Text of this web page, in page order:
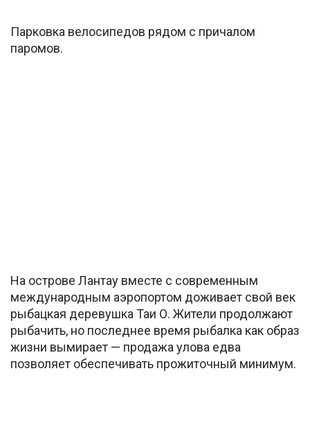
Парковка велосипедов рядом с причалом
паромов.
На острове Лантау вместе с современным
международным аэропортом доживает свой век
рыбацкая деревушка Таи О. Жители продолжают
рыбачить, но последнее время рыбалка как образ
жизни вымирает — продажа улова едва
позволяет обеспечивать прожиточный минимум.